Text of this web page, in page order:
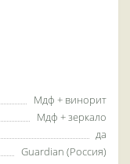
Мдф + винорит
Мдф + зеркало
да
Guardian (Россия)